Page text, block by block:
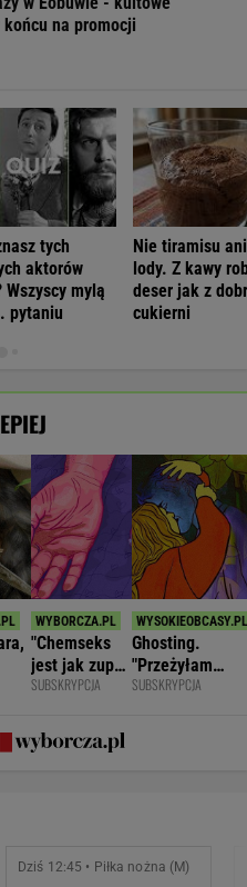
na promocji
tych
aktorów
Wszyscy mylą
pytaniu
Nie tiramisu
lody. Z kawy
deser jak z
cukierni
"Chemseks
jest jak zupa.
Nażresz się,
znów jesteś
głodny"
SUBSKRYPCJA
Ghosting.
"Przeżyłam
najpiękniejszy
SUBSKRYPCJA
Dziś 12:45 • Piłka nożna (M)